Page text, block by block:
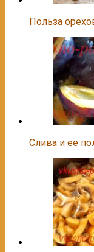
Польза
Слива и ее